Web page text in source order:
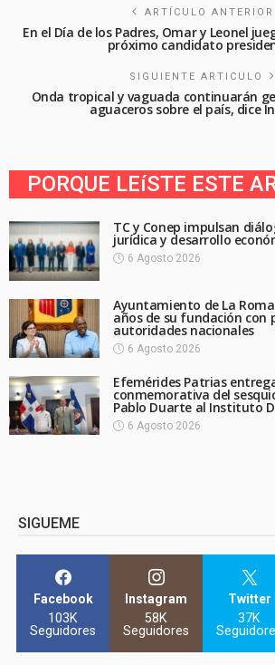
ARTÍCULO ANTERIOR
En el Día de los Padres, Omar y Leonel
próximo candidato
SIGUIENTE ARTICULO
Onda tropical y vaguada continuarán
aguaceros sobre el país, dice
PORQUE LEíSTE ESTE
TC y Conep impulsan
jurídica y desarrollo
6 Agosto 2026
Ayuntamiento de La
años de su fundación con
autoridades nacionales
6 Agosto 2026
Efemérides Patrias
conmemorativa del
Pablo Duarte al Instituto
6 Agosto 2026
SIGUEME
Facebook
103K
Seguidores
Instagram
58K
Seguidores
Twitter
37K